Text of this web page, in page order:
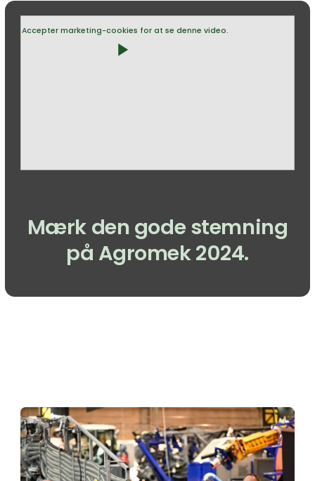
Accepter marketing-cookies for at se denne video.
play_arrow
Mærk den gode stemning
på Agromek 2024.